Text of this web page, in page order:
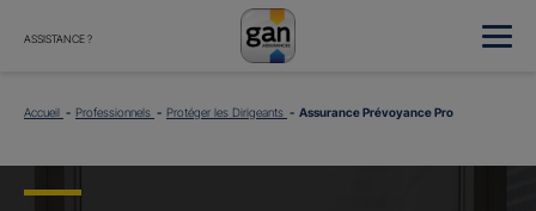
ASSISTANCE ?
Accueil Professionnels Protéger les Dirigeants Assurance Prévoyance Pro